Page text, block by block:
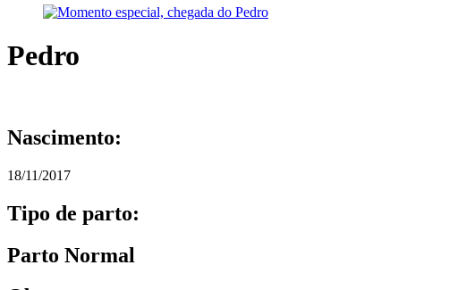
Pedro
Nascimento:
18/11/2017
Tipo de parto:
Parto Normal